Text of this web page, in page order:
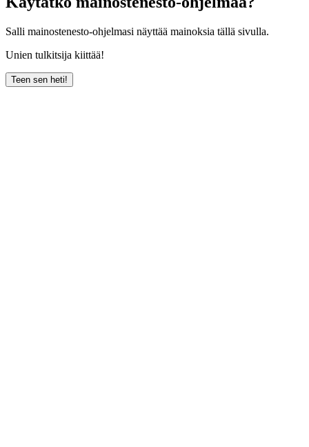
Salli mainostenesto-ohjelmasi näyttää mainoksia tällä sivulla.
Unien tulkitsija kiittää!
Teen sen heti!